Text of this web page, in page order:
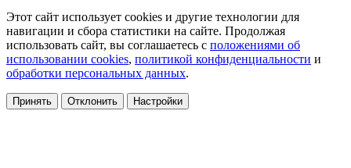
Этот сайт использует cookies и другие технологии для
навигации и сбора статистики на сайте. Продолжая
использовать сайт, вы соглашаетесь с положениями об
использовании cookies, политикой конфиденциальности и
обработки персональных данных.
Принять Отклонить Настройки